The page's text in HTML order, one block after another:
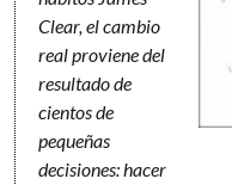
Clear, el cambio
real proviene del
resultado de
cientos de
pequeñas
decisiones: hacer